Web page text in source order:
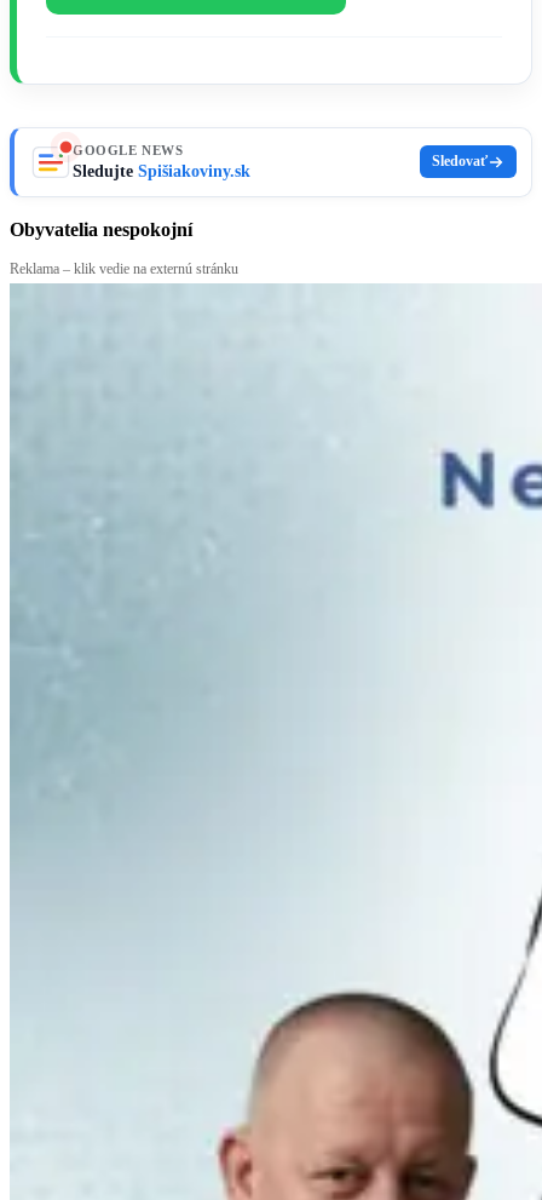
GOOGLE NEWS
Sledujte Spišiakoviny.sk
Sledovať
Obyvatelia nespokojní
Reklama – klik vedie na externú stránku